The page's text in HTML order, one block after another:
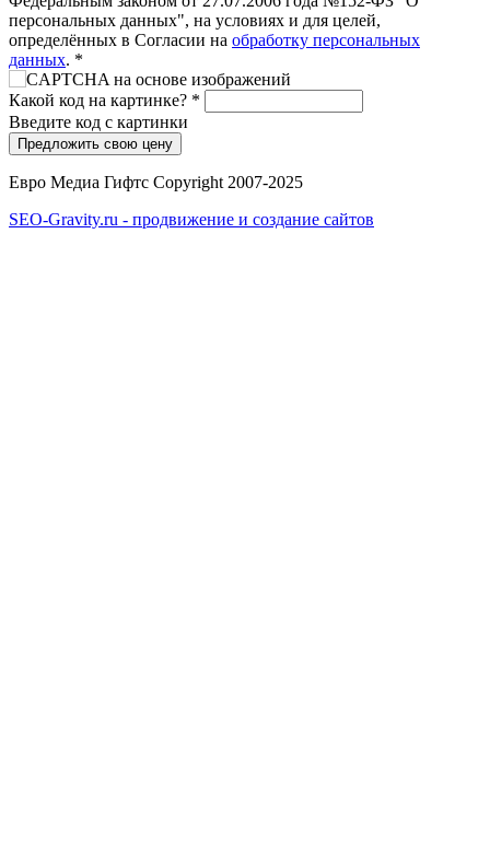
персональных данных", на условиях и для целей,
определённых в Согласии на обработку персональных
данных. *
Какой код на картинке? *
Введите код с картинки
Евро Медиа Гифтс Copyright 2007-2025
SEO-Gravity.ru - продвижение и создание сайтов